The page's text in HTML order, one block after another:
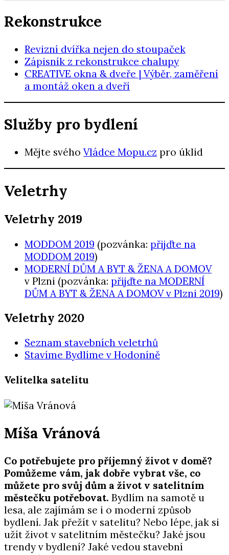
Rekonstrukce
Revizní dvířka nejen do stoupaček
Zápisník z rekonstrukce chalupy
CREATIVE okna & dveře | Výběr, zaměření
a montáž oken a dveří
Služby pro bydlení
Mějte svého Vládce Mopu.cz pro úklid
Veletrhy
Veletrhy 2019
MODDOM 2019 (pozvánka: přijďte na
MODDOM 2019)
MODERNÍ DŮM A BYT & ŽENA A DOMOV
v Plzni (pozvánka: přijďte na MODERNÍ
DŮM A BYT & ŽENA A DOMOV v Plzni 2019)
Veletrhy 2020
Seznam stavebních veletrhů
Stavíme Bydlíme v Hodoníně
Velitelka satelitu
Míša Vránová
Co potřebujete pro příjemný život v domě?
Pomůžeme vám, jak dobře vybrat vše, co
můžete pro svůj dům a život v satelitním
městečku potřebovat. Bydlím na samotě u
lesa, ale zajímám se i o moderní způsob
bydlení. Jak přežít v satelitu? Nebo lépe, jak si
užít život v satelitním městečku? Jaké jsou
trendy v bydlení? Jaké vedou stavební